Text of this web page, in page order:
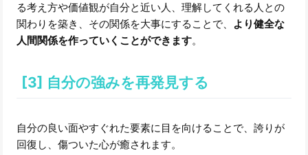
る考え方や価値観が自分と近い人、理解してくれる人との
関わりを築き、その関係を大事にすることで、 より健全な
人間関係を作っていくことができます。
[3] 自分の強みを再発見する
自分の良い面やすぐれた要素に目を向けることで、誇りが
回復し、傷ついた心が癒されます。